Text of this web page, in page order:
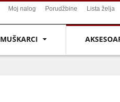
Moj nalog Porudžbine Lista želja
MUŠKARCI